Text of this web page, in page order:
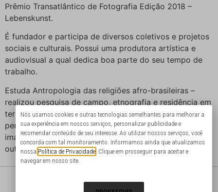
Prêmio Transatlântico de Fotografia Edição 2018 –
Lebenskunst.
É fundador e participa de diversos coletivos e projetos
sociais e culturais. Possui uma produtora artística e
audiovisual a qual dedica boa parte do seu tempo de
trabalho.
Estuda Antropologia das religiões afro-brasileiras –
realizou pesquisa de campo, etnografia e residência em
terreiros de Umbanda e Candomblé, fotografa o que é
permitido e “fotografável”. Possui extenso material
imagético de cortejos, festas, saídas de santo, entre
outros cultos simbólicos das religiões afro-brasileiras.
Nós usamos cookies e outras tecnologias semelhantes para melhorar a
sua experiência em nossos serviços, personalizar publicidade e
recomendar conteúdo de seu interesse. Ao utilizar nossos serviços, você
concorda com tal monitoramento. Informamos ainda que atualizamos
nossaPolítica de Privacidade . Clique em prosseguir para aceitar e
navegar em nosso site.